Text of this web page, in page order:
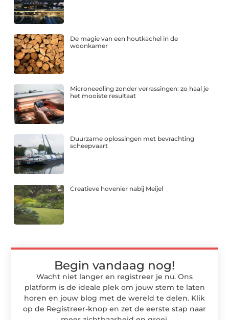
De magie van een houtkachel in de
woonkamer
Microneedling zonder verrassingen: zo haal je
het mooiste resultaat
Duurzame oplossingen met bevrachting
scheepvaart
Creatieve hovenier nabij Meijel
Begin vandaag nog!
Wacht niet langer en registreer je nu. Ons
platform is de ideale plek om jouw stem te laten
horen en jouw blog met de wereld te delen. Klik
op de Registreer-knop en zet de eerste stap naar